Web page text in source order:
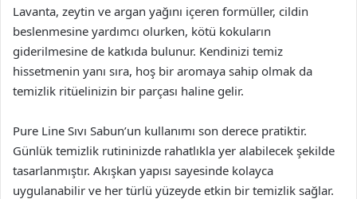
Lavanta, zeytin ve argan yağını içeren formüller, cildin
beslenmesine yardımcı olurken, kötü kokuların
giderilmesine de katkıda bulunur. Kendinizi temiz
hissetmenin yanı sıra, hoş bir aromaya sahip olmak da
temizlik ritüelinizin bir parçası haline gelir.
Pure Line Sıvı Sabun’un kullanımı son derece pratiktir.
Günlük temizlik rutininizde rahatlıkla yer alabilecek şekilde
tasarlanmıştır. Akışkan yapısı sayesinde kolayca
uygulanabilir ve her türlü yüzeyde etkin bir temizlik sağlar.